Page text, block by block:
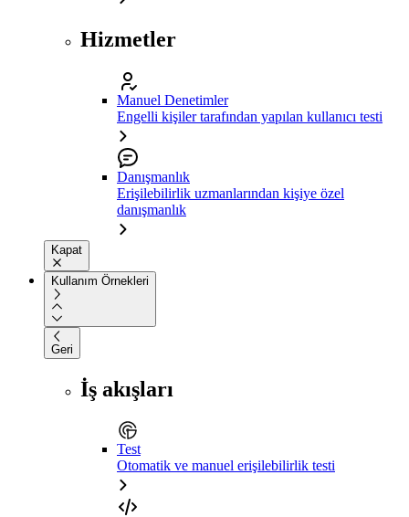
Hizmetler
Manuel Denetimler
Engelli kişiler tarafından yapılan kullanıcı testi
Danışmanlık
Erişilebilirlik uzmanlarından kişiye özel
danışmanlık
Kapat
Kullanım Örnekleri
Geri
İş akışları
Test
Otomatik ve manuel erişilebilirlik testi